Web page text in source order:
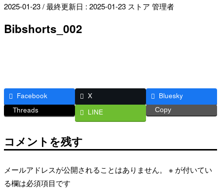
2025-01-23/ 最終更新日 : 2025-01-23 ストア 管理者
Bibshorts_002
Facebook X
Bluesky
Threads
LINE Copy
コメントを残す
メールアドレスが公開されることはありません。 ※ が付いてい
る欄は必須項目です